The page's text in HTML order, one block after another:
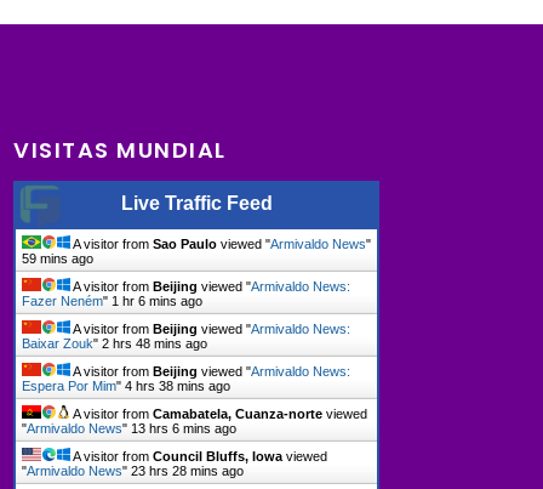
VISITAS MUNDIAL
Live Traffic Feed
A visitor fromSao Paulo viewed "Armivaldo News"
59 mins ago
A visitor fromBeijing viewed "Armivaldo News:
Fazer Neném" 1 hr 6 mins ago
A visitor fromBeijing viewed "Armivaldo News:
Baixar Zouk"2 hrs 48 mins ago
A visitor fromBeijing viewed "Armivaldo News:
Espera Por Mim"4 hrs 39 mins ago
A visitor fromCamabatela, Cuanza-norte viewed
"Armivaldo News" 13 hrs 6 mins ago
A visitor fromCouncil Bluffs, Iowa viewed
"Armivaldo News"23 hrs 28 mins ago